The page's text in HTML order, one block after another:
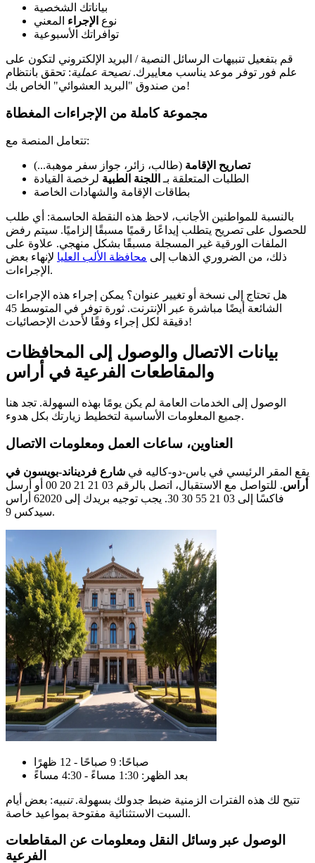
بياناتك الشخصية
نوع الإجراء المعني
توافراتك الأسبوعية
قم بتفعيل تنبيهات الرسائل النصية / البريد الإلكتروني لتكون على
علم فور توفر موعد يناسب معاييرك.نصيحة عملية: تحقق بانتظام
من صندوق "البريد العشوائي" الخاص بك!
مجموعة كاملة من الإجراءات المغطاة
تتعامل المنصة مع:
تصاريح الإقامة (طالب، زائر، جواز سفر موهبة...)
الطلبات المتعلقة بـ اللجنة الطبية لرخصة القيادة
بطاقات الإقامة والشهادات الخاصة
بالنسبة للمواطنين الأجانب، لاحظ هذه النقطة الحاسمة: أي طلب
للحصول على تصريح يتطلب إيداعًا رقميًا مسبقًا إلزاميًا. سيتم رفض
الملفات الورقية غير المسجلة مسبقًا بشكل منهجي. علاوة على
ذلك، من الضروري الذهاب إلى محافظة الألب العليا لإنهاء بعض
الإجراءات.
هل تحتاج إلى نسخة أو تغيير عنوان؟ يمكن إجراء هذه الإجراءات
الشائعة أيضًا مباشرة عبر الإنترنت. ثورة توفر في المتوسط 45
دقيقة لكل إجراء وفقًا لأحدث الإحصائيات!
بيانات الاتصال والوصول إلى المحافظات
والمقاطعات الفرعية في أراس
الوصول إلى الخدمات العامة لم يكن يومًا بهذه السهولة. تجد هنا
جميع المعلومات الأساسية لتخطيط زيارتك بكل هدوء.
العناوين، ساعات العمل ومعلومات الاتصال
يقع المقر الرئيسي في باس-دو-كاليه في شارع فرديناند-بويسون في
أراس
. للتواصل مع الاستقبال، اتصل بالرقم 03 21 21 20 00 أو أرسل
فاكسًا إلى 03 21 55 30 30. يجب توجيه بريدك إلى 62020 أراس
سيدكس 9.
صباحًا: 9 صباحًا - 12 ظهرًا
بعد الظهر: 1:30 مساءً - 4:30 مساءً
تتيح لك هذه الفترات الزمنية ضبط جدولك بسهولة.تنبيه: بعض أيام
السبت الاستثنائية مفتوحة بمواعيد خاصة.
الوصول عبر وسائل النقل ومعلومات عن المقاطعات
الفرعية